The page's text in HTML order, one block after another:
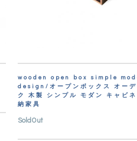
wooden open box simple
design/オープンボックス オーデ
ク 木製 シンプル モダン キャビ
納家具
SoldOut